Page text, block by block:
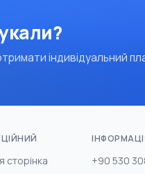
індивідуальний
+90 530